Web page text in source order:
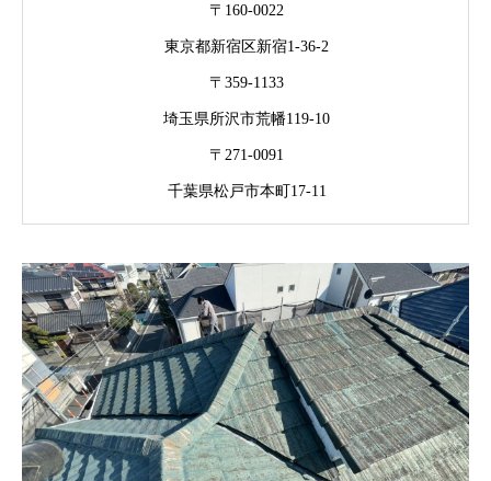
〒160-0022
東京都新宿区新宿1-36-2
〒359-1133
埼玉県所沢市荒幡119-10
〒271-0091
千葉県松戸市本町17-11